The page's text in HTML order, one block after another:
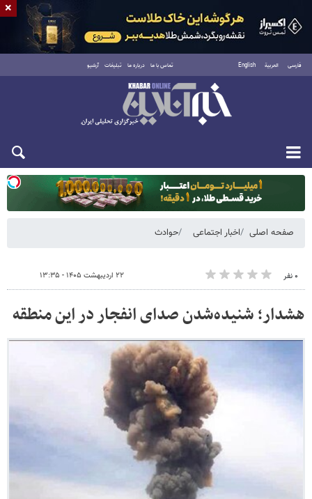
فارسی العربية English تماس با ما درباره ما تبلیغات آرشیو
یکشنبه ۱۸ مرداد ۱۴۰۵
صفحه اصلی اخبار اجتماعی حوادث
۰ نفر ۲۲ اردیبهشت ۱۴۰۵ - ۱۳:۳۵
هشدار؛ شنیده‌شدن صدای انفجار در این منطقه
×